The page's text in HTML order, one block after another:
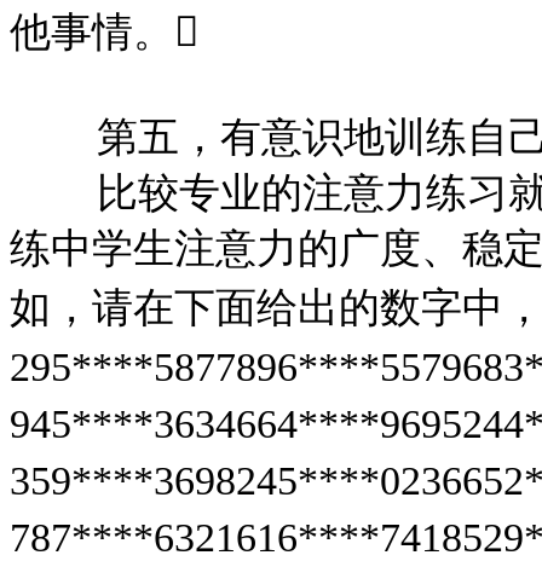
他事情。 
第五，有意识地训练自
比较专业的注意力练习
练中学生注意力的广度、稳
如，请在下面给出的数字中